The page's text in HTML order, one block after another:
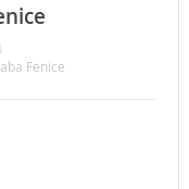
Fenice